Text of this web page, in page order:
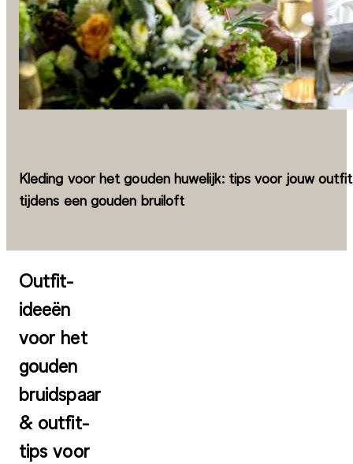
Kleding voor het gouden huwelijk: tips voor jouw outfit
tijdens een gouden bruiloft
Outfit-
ideeën
voor het
gouden
bruidspaar
& outfit-
tips voor